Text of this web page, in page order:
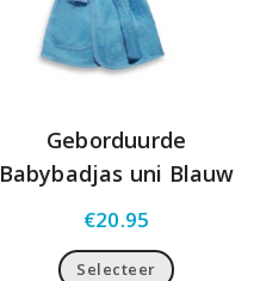
Geborduurde
Babybadjas uni Blauw
€20.95
Selecteer